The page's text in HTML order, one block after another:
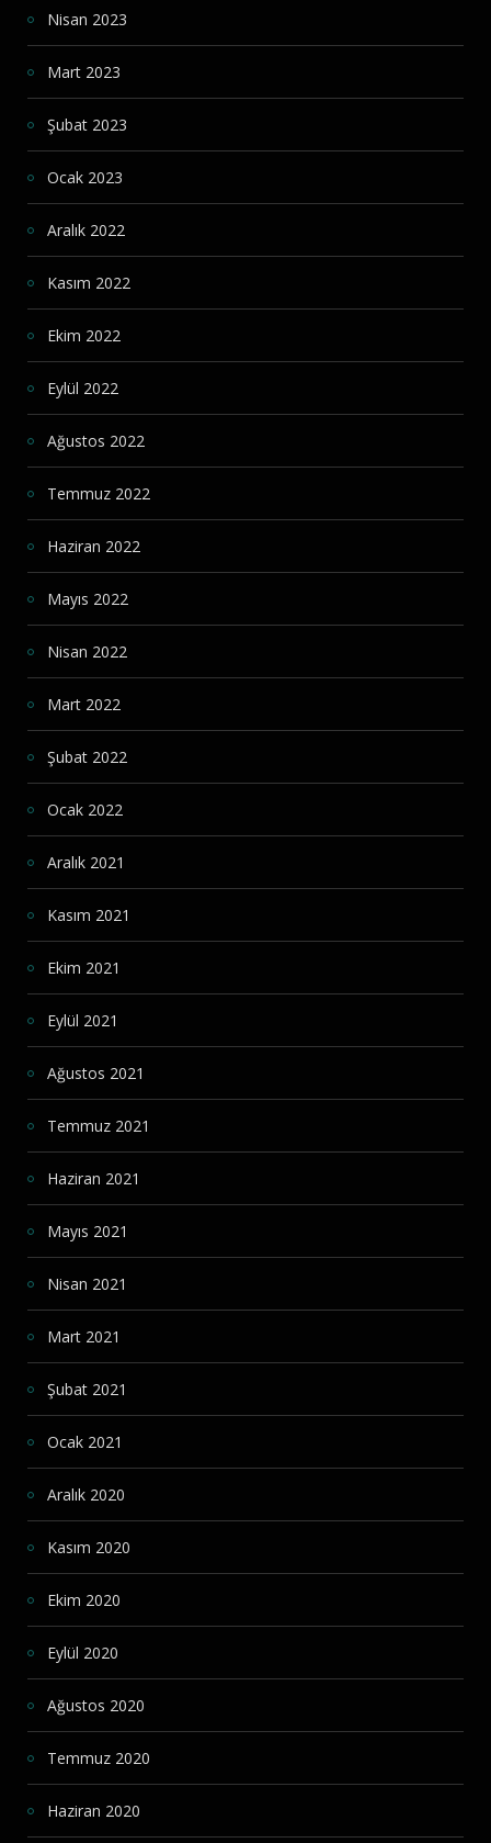
Nisan 2023
Mart 2023
Şubat 2023
Ocak 2023
Aralık 2022
Kasım 2022
Ekim 2022
Eylül 2022
Ağustos 2022
Temmuz 2022
Haziran 2022
Mayıs 2022
Nisan 2022
Mart 2022
Şubat 2022
Ocak 2022
Aralık 2021
Kasım 2021
Ekim 2021
Eylül 2021
Ağustos 2021
Temmuz 2021
Haziran 2021
Mayıs 2021
Nisan 2021
Mart 2021
Şubat 2021
Ocak 2021
Aralık 2020
Kasım 2020
Ekim 2020
Eylül 2020
Ağustos 2020
Temmuz 2020
Haziran 2020